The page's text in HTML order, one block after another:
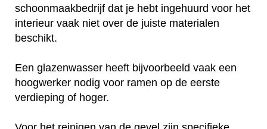
schoonmaakbedrijf dat je hebt ingehuurd voor het
interieur vaak niet over de juiste materialen
beschikt.
Een glazenwasser heeft bijvoorbeeld vaak een
hoogwerker nodig voor ramen op de eerste
verdieping of hoger.